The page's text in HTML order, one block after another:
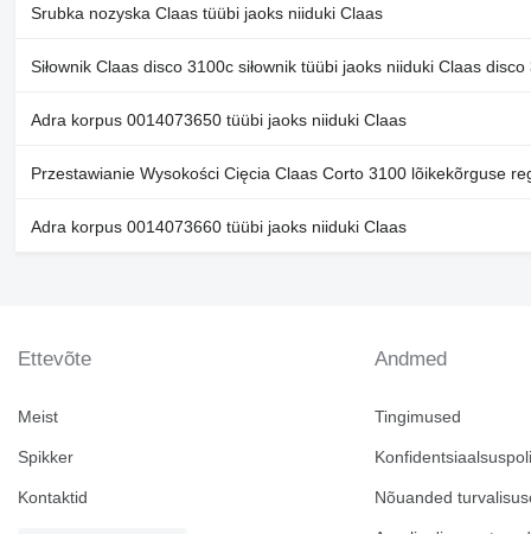
Srubka nozyska Claas tüübi jaoks niiduki Claas
Siłownik Claas disco 3100c siłownik tüübi jaoks niiduki Claas disco
Adra korpus 0014073650 tüübi jaoks niiduki Claas
Przestawianie Wysokości Cięcia Claas Corto 3100 lõikekõrguse
Adra korpus 0014073660 tüübi jaoks niiduki Claas
Ettevõte
Meist
Spikker
Kontaktid
Andmed
Tingimused
Nõuanded